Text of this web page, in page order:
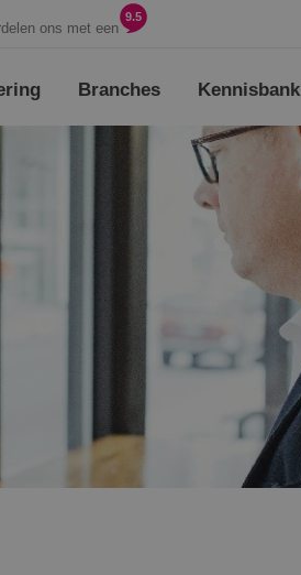
ons met een
9.5
Branches Kennisbank